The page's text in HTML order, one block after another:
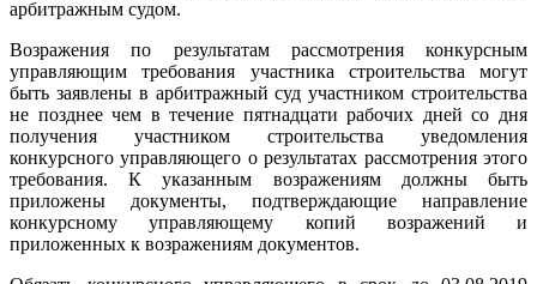
арбитражным судом.
Возражения по результатам рассмотрения конкурсным
управляющим требования участника строительства могут
быть заявлены в арбитражный суд участником строительства
не позднее чем в течение пятнадцати рабочих дней со дня
получения участником строительства уведомления
конкурсного управляющего о результатах рассмотрения этого
требования. К указанным возражениям должны быть
приложены документы, подтверждающие направление
конкурсному управляющему копий возражений и
приложенных к возражениям документов.